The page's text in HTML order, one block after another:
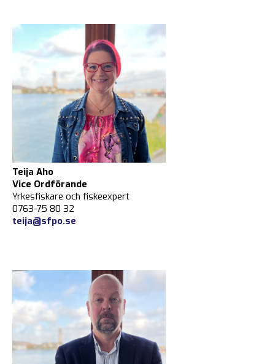
Teija Aho
Vice Ordförande
Yrkesfiskare och fiskeexpert
0763-75 80 32
teija@sfpo.se